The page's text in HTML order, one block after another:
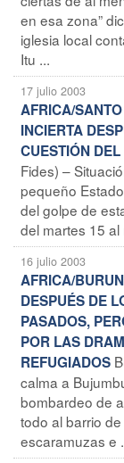
en esa zona”
iglesia local
Itu ...
17 julio 2003
AFRICA/
INCIERTA
CUESTIÓN
Fides) –
pequeño
del golpe de
del martes 15 al
16 julio 2003
AFRICA/
DESPUÉS DE
PASADOS,
POR LAS
REFUGIADOS
calma a
bombardeo de
todo al barrio
escaramuzas e